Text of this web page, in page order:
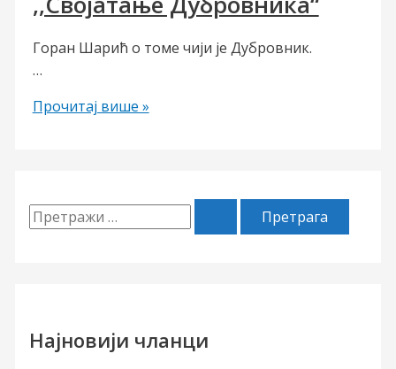
Горан Шарић о томе чији је Дубровник.
…
,,Својатање
Прочитај више »
П
а
Најновији чланци